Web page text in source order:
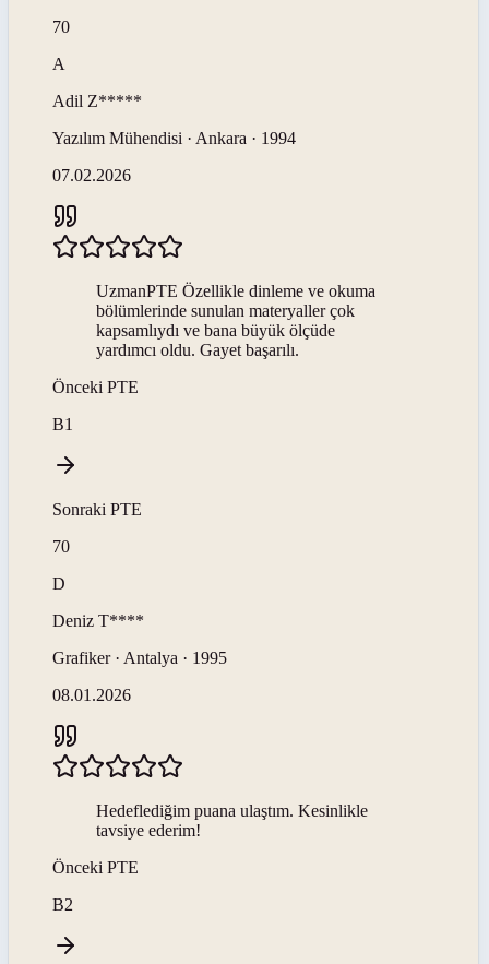
70
A
Adil Z*****
Yazılım Mühendisi · Ankara · 1994
07.02.2026
UzmanPTE Özellikle dinleme ve okuma
bölümlerinde sunulan materyaller çok
kapsamlıydı ve bana büyük ölçüde
yardımcı oldu. Gayet başarılı.
Önceki PTE
B1
Sonraki PTE
70
D
Deniz T****
Grafiker · Antalya · 1995
08.01.2026
Hedeflediğim puana ulaştım. Kesinlikle
tavsiye ederim!
Önceki PTE
B2